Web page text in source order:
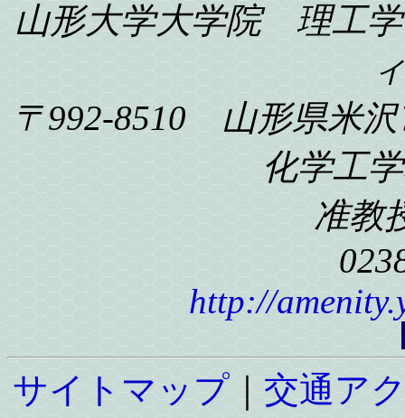
山形大学大学院 理工
〒992-8510 山形県米沢
化学工
准教
http://
サイトマップ
交通ア